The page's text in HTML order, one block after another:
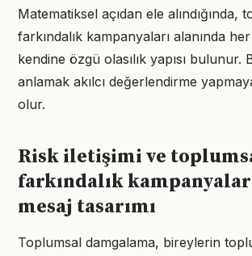
Matematiksel açıdan ele alındığında,
farkındalık kampanyaları alanında
kendine özgü olasılık yapısı bulunur.
anlamak akılcı değerlendirme
olur.
Risk iletişimi ve
farkındalık
mesaj tasarımı
Toplumsal damgalama, bireylerin